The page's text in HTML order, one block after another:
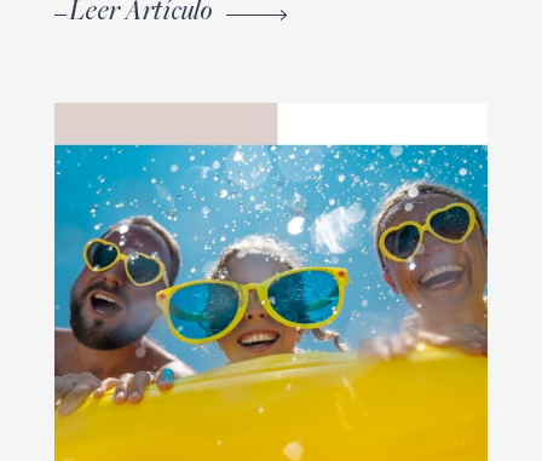
Leer Artículo